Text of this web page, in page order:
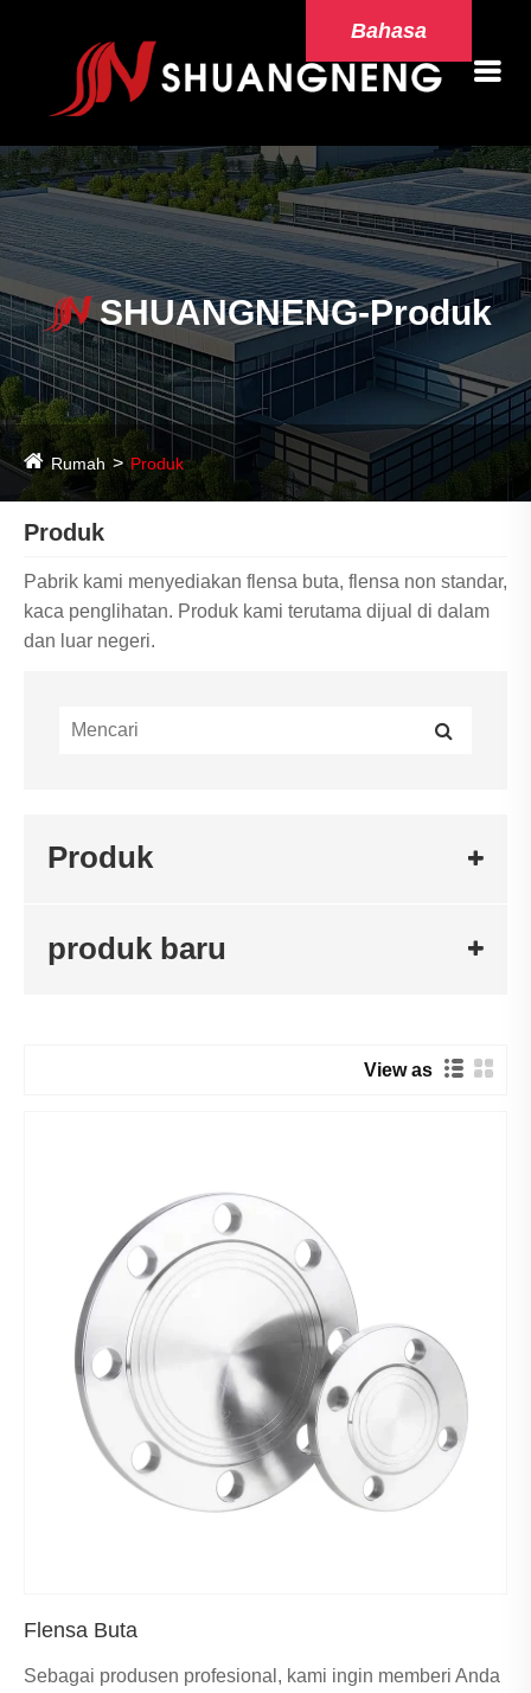
Bahasa
SHUANGNENG-Produk
Rumah Produk
Produk
Pabrik kami menyediakan flensa buta, flensa non standar,
kaca penglihatan. Produk kami terutama dijual di dalam
dan luar negeri.
Produk
produk baru
View as
Flensa Buta
Sebagai produsen profesional, kami ingin memberi Anda